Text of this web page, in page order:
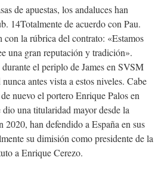
de apuestas, los andaluces han
14Totalmente de acuerdo con Pau.
la rúbrica del contrato: «Estamos
una gran reputación y tradición».
el periplo de James en SVSM
antes vista a estos niveles. Cabe
nuevo el portero Enrique Palos en
una titularidad mayor desde la
han defendido a España en sus
su dimisión como presidente de la
a Enrique Cerezo.